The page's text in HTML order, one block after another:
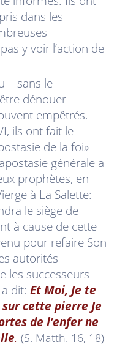
dans les
y voir l’action de
– sans le
dénouer
empêtrés.
ils ont fait le
de la foi»
générale a
prophètes, en
à La Salette:
le siège de
à cause de cette
pour refaire Son
autorités
les successeurs
dit: Et Moi, Je te
cette pierre Je
de l’enfer ne
. (S. Matth. 16, 18)